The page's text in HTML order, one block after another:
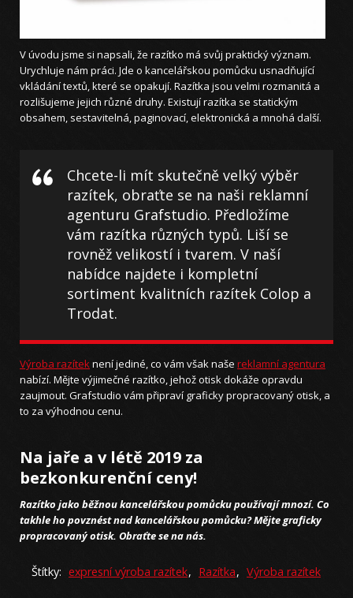
V úvodu jsme si napsali, že razítko má svůj praktický význam.
Urychluje nám práci. Jde o kancelářskou pomůcku usnadňující
vkládání textů, které se opakují. Razítka jsou velmi rozmanitá a
rozlišujeme jejich různé druhy. Existují razítka se statickým
obsahem, sestavitelná, paginovací, elektronická a mnohá další.
Chcete-li mít skutečně velký výběr
razítek, obraťte se na naši reklamní
agenturu Grafstudio. Předložíme
vám razítka různých typů. Liší se
rovněž velikostí i tvarem. V naší
nabídce najdete i kompletní
sortiment kvalitních razítek Colop a
Trodat.
Výroba razíteknení jediné, co vám však naše reklamní agentura
nabízí. Mějte výjimečné razítko, jehož otisk dokáže opravdu
zaujmout. Grafstudio vám připraví graficky propracovaný otisk, a
to za výhodnou cenu.
Na jaře a v létě 2019 za
bezkonkurenční ceny!
Razítko jako běžnou kancelářskou pomůcku používají mnozí. Co
takhle ho povznést nad kancelářskou pomůcku? Mějte graficky
propracovaný otisk. Obraťte se na nás.
Štítky: expresní výroba razítek, Razítka, Výroba razítek